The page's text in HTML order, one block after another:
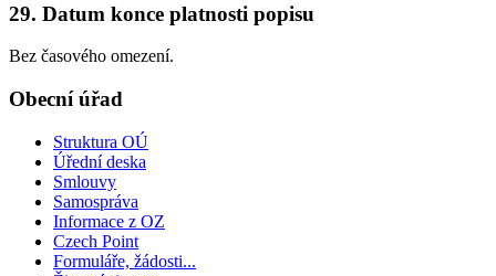
29. Datum konce platnosti popisu
Bez časového omezení.
Obecní úřad
Struktura OÚ
Úřední deska
Smlouvy
Samospráva
Informace z OZ
Czech Point
Formuláře, žádosti...